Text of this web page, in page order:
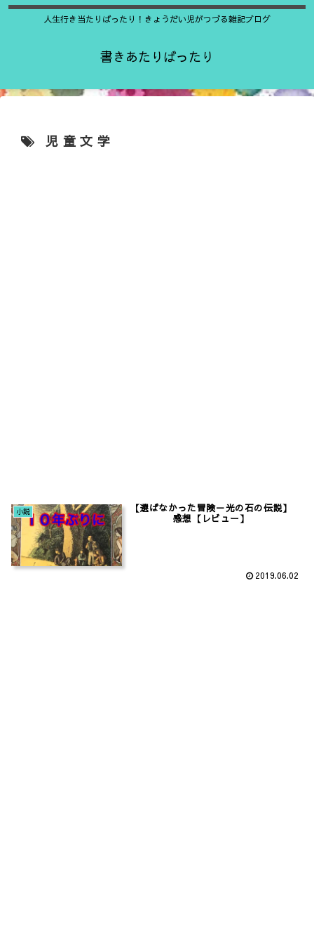
人生行き当たりばったり！きょうだい児がつづる雑記ブログ
書きあたりばったり
児童文学
小説
【選ばなかった冒険－光の石の伝説】
感想【レビュー】
2019.06.02